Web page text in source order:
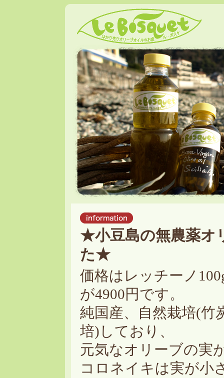
★小豆島の無農薬オ
た★
価格はレッチーノ
が4900円です。
純国産、自然栽培(竹
培)しており、
元気なオリーブの実
コロネイキは実が小